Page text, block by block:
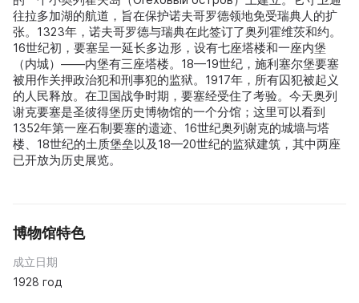
往拉多加湖的航道，旨在保护诺夫哥罗德领地免受瑞典人的扩
张。1323年，诺夫哥罗德与瑞典在此签订了奥列霍维茨和约。
16世纪初，要塞呈一延长多边形，设有七座塔楼和一座内堡
（内城）——内堡有三座塔楼。18—19世纪，施利塞尔堡要塞
被用作关押政治犯和刑事犯的监狱。1917年，所有囚犯被起义
的人民释放。在卫国战争时期，要塞经受住了考验。今天奥列
谢克要塞是圣彼得堡历史博物馆的一个分馆；这里可以看到
1352年第一座石制要塞的遗迹、16世纪奥列谢克的城墙与塔
楼、18世纪的土质堡垒以及18—20世纪的监狱建筑，其中两座
已开放为历史展览。
博物馆特色
成立日期
1928 год